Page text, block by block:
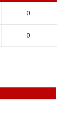
0
0